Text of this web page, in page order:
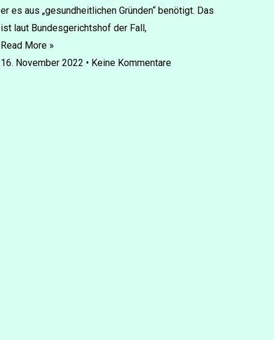
er es aus „ge­sund­heit­li­chen Grün­den“ be­nö­tigt. Das
ist laut Bun­des­ge­richts­hof der Fall,
Read More »
16. November 2022
Keine Kommentare